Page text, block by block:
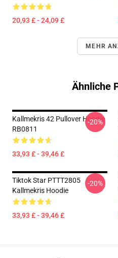
20,93 £ - 24,09 £
MEHR
Ähnliche
Kallmekris 42 Pullover Hoodie
RB0811
33,93 £ - 39,46 £
-20%
Tiktok Star PTTT2805
Kallmekris Hoodie
33,93 £ - 39,46 £
-20%